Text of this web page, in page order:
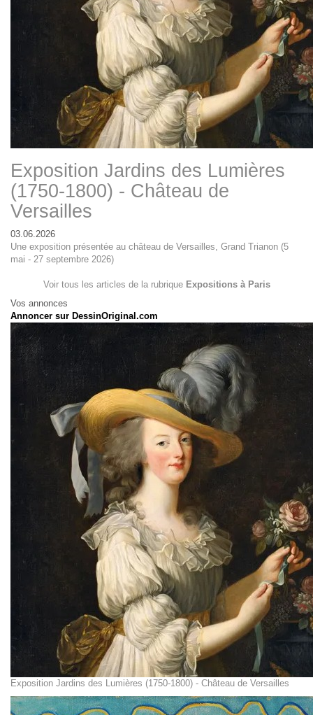
Exposition Jardins des Lumières
(1750-1800) - Château de
Versailles
03.06.2026
Une exposition présentée au château de Versailles, Grand Trianon (5
mai - 27 septembre 2026)
Voir tous les articles de la rubrique Expositions à Paris
Vos annonces
Annoncer sur DessinOriginal.com
Exposition Jardins des Lumières (1750-1800) - Château de Versailles